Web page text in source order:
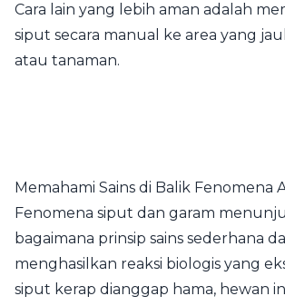
Cara lain yang lebih aman adalah
siput secara manual ke area yang
atau tanaman.
Memahami Sains di Balik Fenomena
Fenomena siput dan garam
bagaimana prinsip sains sederhana
menghasilkan reaksi biologis yang
siput kerap dianggap hama, hewan